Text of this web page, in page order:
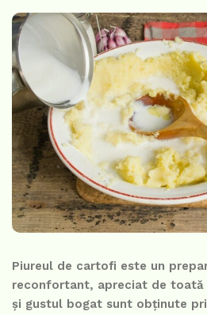
Piureul de cartofi este un
reconfortant, apreciat de toată
și gustul bogat sunt obținute